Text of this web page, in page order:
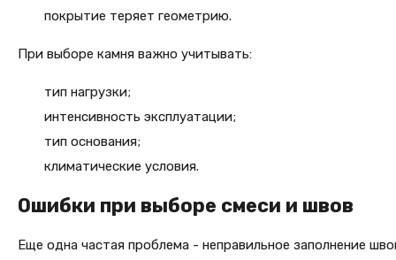
покрытие теряет геометрию.
При выборе камня важно учитывать:
тип нагрузки;
интенсивность эксплуатации;
тип основания;
климатические условия.
Ошибки при выборе смеси и швов
Еще одна частая проблема - неправильное заполнение